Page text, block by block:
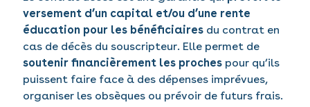
versement d’un capital et/ou d’une rente
éducation pour les bénéficiaires du contrat en
cas de décès du souscripteur. Elle permet de
soutenir financièrement les proches pour qu’ils
puissent faire face à des dépenses imprévues,
organiser les obsèques ou prévoir de futurs frais.